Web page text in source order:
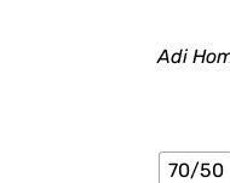
Adi
70/50